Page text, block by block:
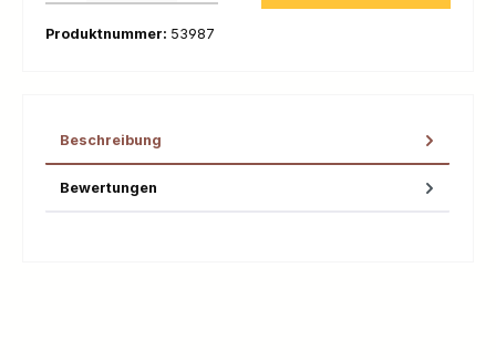
Produktnummer: 53987
Beschreibung
Bewertungen